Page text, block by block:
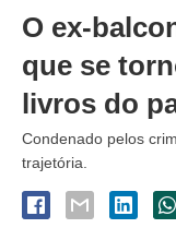
O ex-
que se
livros do
Condenado pelos
trajetória.